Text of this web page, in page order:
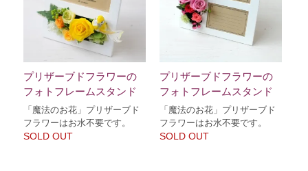
プリザーブドフラワーの
フォトフレームスタンド
「魔法のお花」プリザーブド
フラワーはお水不要です。
SOLD OUT
プリザーブドフラワーの
フォトフレームスタンド
「魔法のお花」プリザーブド
フラワーはお水不要です。
SOLD OUT